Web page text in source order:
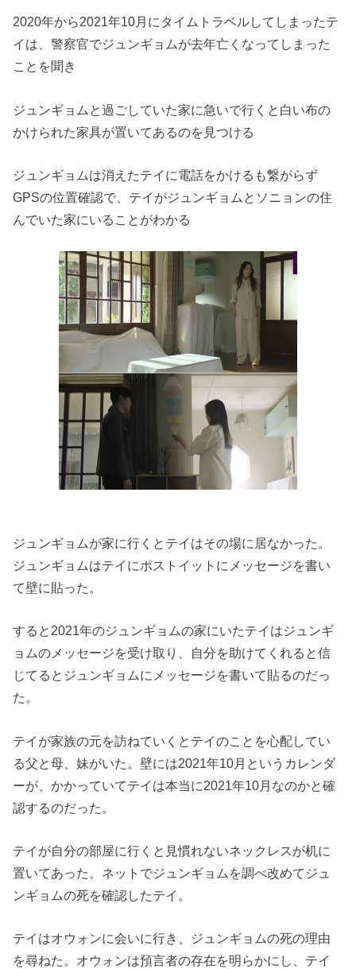
2020年から2021年10月にタイムトラベルしてしまったテ
イは、警察官でジュンギョムが去年亡くなってしまった
ことを聞き
ジュンギョムと過ごしていた家に急いで行くと白い布の
かけられた家具が置いてあるのを見つける
ジュンギョムは消えたテイに電話をかけるも繋がらず
GPSの位置確認で、 テイがジュンギョムとソニョンの住
んでいた家にいることがわかる
ジュンギョムが家に行くとテイはその場に居なかった。
ジュンギョムはテイにポストイットにメッセージを書い
て壁に貼った。
すると2021年のジュンギョムの家にいたテイはジュンギ
ョムの メッセージを受け取り、 自分を助けてくれると信
じてるとジュンギョムにメッセージを書いて貼るのだっ
た。
テイが家族の元を訪ねていくとテイのことを心配してい
る父と母、妹がいた。壁には2021年10月というカレンダ
ーが、かかっていてテイは本当に2021年10月なのかと確
認するのだった。
テイが自分の部屋に行くと見慣れないネックレスが机に
置いてあった。 ネットでジュンギョムを調べ改めてジュ
ンギョムの死を確認したテイ。
テイはオウォンに会いに行き、ジュンギョムの死の理由
を尋ねた。 オウォンは預言者の存在を明らかにし、 テイ